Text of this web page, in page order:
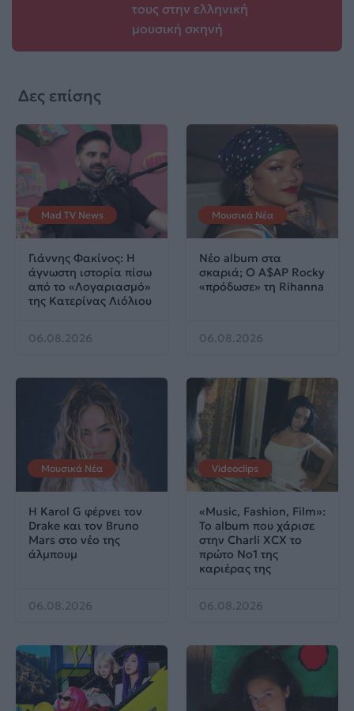
τους στην ελληνική
μουσική σκηνή
Δες επίσης
Mad TV News
Γιάννης Φακίνος: Η
άγνωστη ιστορία πίσω
από το «Λογαριασμό»
της Κατερίνας Λιόλιου
06.08.2026
Μουσικά Νέα
Νέο album στα
σκαριά; Ο A$AP Rocky
«πρόδωσε» τη Rihanna
06.08.2026
Μουσικά Νέα
Η Karol G φέρνει τον
Drake και τον Bruno
Mars στο νέο της
άλμπουμ
06.08.2026
Videoclips
«Music, Fashion, Film»:
Το album που χάρισε
στην Charli XCX το
πρώτο No1 της
καριέρας της
06.08.2026